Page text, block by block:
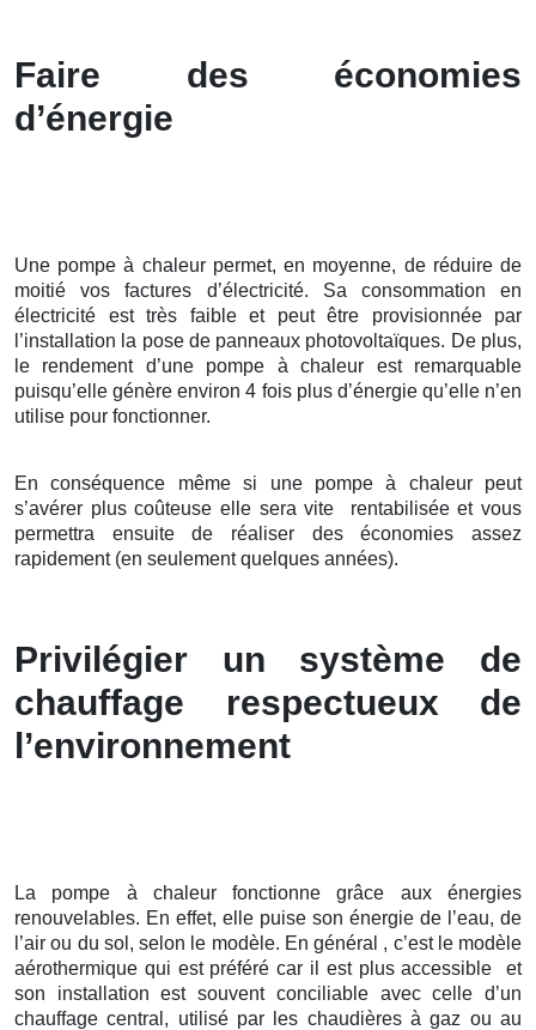
Faire des économies
d’énergie
Une pompe à chaleur permet, en moyenne, de réduire de
moitié vos factures d’électricité. Sa consommation en
électricité est très faible et peut être provisionnée par
l’installation la pose de panneaux photovoltaïques. De plus,
le rendement d’une pompe à chaleur est remarquable
puisqu’elle génère environ 4 fois plus d’énergie qu’elle n’en
utilise pour fonctionner.
En conséquence même si une pompe à chaleur peut
s’avérer plus coûteuse elle sera vite rentabilisée et vous
permettra ensuite de réaliser des économies assez
rapidement (en seulement quelques années).
Privilégier un système de
chauffage respectueux de
l’environnement
La pompe à chaleur fonctionne grâce aux énergies
renouvelables. En effet, elle puise son énergie de l’eau, de
l’air ou du sol, selon le modèle. En général , c’est le modèle
aérothermique qui est préféré car il est plus accessible et
son installation est souvent conciliable avec celle d’un
chauffage central, utilisé par les chaudières à gaz ou au